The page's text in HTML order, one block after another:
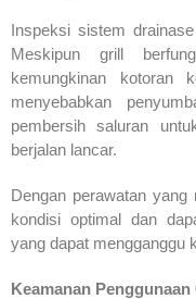
Inspeksi sistem
Meskipun grill
kemungkinan
menyebabkan
pembersih saluran
berjalan lancar.
Dengan perawatan
kondisi optimal dan
yang dapat mengganggu
Keamanan